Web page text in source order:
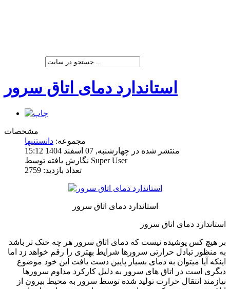
استاندارد دمای اتاق سرور
مشخصات
مجموعه: دانستنیها
منتشر شده در چهارشنبه, 07 اسفند 1404 15:12
نگارش یافته توسط Super User
تعداد بازدید: 2759
استاندارد دمای اتاق سرور
استاندارد دمای اتاق سرور
بر هیچ کس پوشیده نیست که دمای اتاق سرور هر چه خنک تر باشد
به منظور تبادل حرارتی سرورها شرایط بهتری را رقم خواهد زد اما
اینکه آیا میتوان به دمای بسیار پایین دست یافت این خود موضوع
دیگری است در اتاق های سرور به دلیل کارکرد مداوم سرورها
نیازمند انتقال حرارت تولید شده توسط سرور به محیط بیرون از